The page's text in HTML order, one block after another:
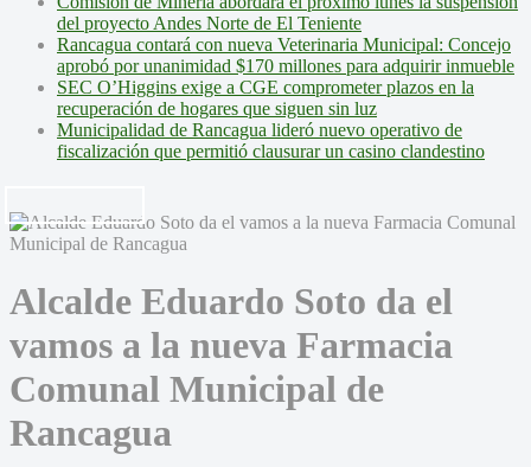
del proyecto Andes Norte de El Teniente
Rancagua contará con nueva Veterinaria Municipal: Concejo
aprobó por unanimidad $170 millones para adquirir inmueble
SEC O’Higgins exige a CGE comprometer plazos en la
recuperación de hogares que siguen sin luz
Municipalidad de Rancagua lideró nuevo operativo de
fiscalización que permitió clausurar un casino clandestino
Alcalde Eduardo Soto da el
vamos a la nueva Farmacia
Comunal Municipal de
Rancagua